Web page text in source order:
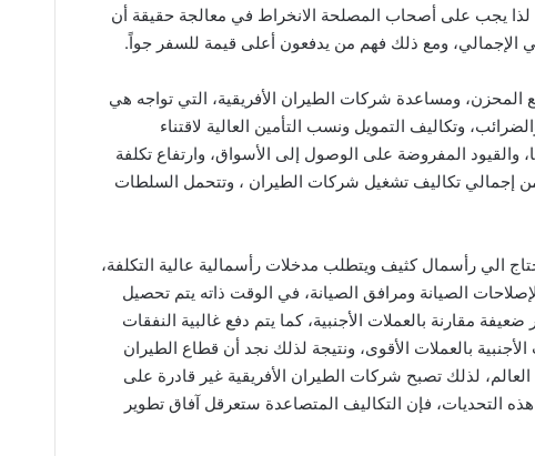
في أمريكا الشمالية، لذا يجب على أصحاب المصلحة الانخراط في معالجة حقيقة أن
الإجمالي، ومع ذلك فهم من يدفعون أعلى قيمة للسفر جواً.
المحزن، ومساعدة شركات الطيران الأفريقية، التي تواجه هي
وتكاليف التمويل ونسب التأمين العالية لاقتناء
المفروضة على الوصول إلى الأسواق، وارتفاع تكلفة
الطائرات في القارة والذي يمثل أكثر من 35٪ من إجمالي تكاليف تشغيل شركات الطيران ، وتتحمل السلطات
الي رأسمال كثيف ويتطلب مدخلات رأسمالية عالية التكلفة،
لإصلاحات الصيانة ومرافق الصيانة، في الوقت ذاته يتم تحصيل
ضعيفة مقارنة بالعملات الأجنبية، كما يتم دفع غالبية النفقات
بالعملات الأقوى، ونتيجة لذلك نجد أن قطاع الطيران
لذلك تصبح شركات الطيران الأفريقية غير قادرة على
التحديات، فإن التكاليف المتصاعدة ستعرقل آفاق تطوير